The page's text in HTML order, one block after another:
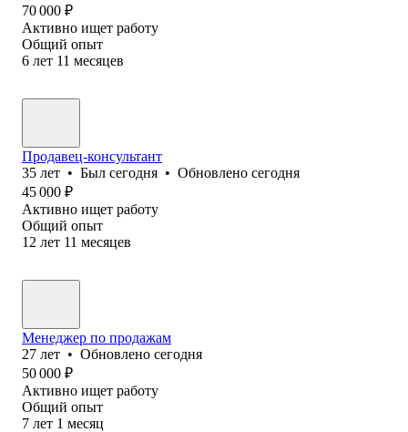
70 000 ₽
Активно ищет работу
Общий опыт
6 лет 11 месяцев
Продавец-консультант
35 лет • Был сегодня • Обновлено сегодня
45 000 ₽
Активно ищет работу
Общий опыт
12 лет 11 месяцев
Менеджер по продажам
27 лет • Обновлено сегодня
50 000 ₽
Активно ищет работу
Общий опыт
7 лет 1 месяц